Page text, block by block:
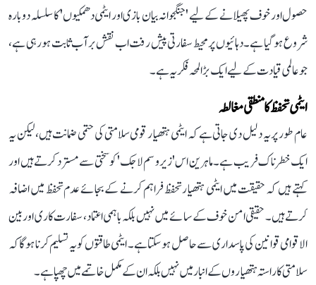
حصول اور خوف پھیلانے کے لیے 'جنگجوانہ بیان بازی اور ایٹمی دھمکیوں' کا سلسلہ دوبارہ
شروع ہو گیا ہے۔ دہائیوں پر محیط سفارتی پیش رفت اب نقش بر آب ثابت ہو رہی ہے،
جو عالمی قیادت کے لیے ایک بڑا لمحہ فکریہ ہے۔
ایٹمی تحفظ کا منطقی مغالطہ
عام طور پر یہ دلیل دی جاتی ہے کہ ایٹمی ہتھیار قومی سلامتی کی حتمی ضمانت ہیں، لیکن یہ
ایک خطرناک فریب ہے۔ ماہرین اس 'زیرو سم لاجک' کو سختی سے مسترد کرتے ہیں اور
کہتے ہیں کہ حقیقت میں ایٹمی ہتھیار تحفظ فراہم کرنے کے بجائے عدم تحفظ میں اضافہ
کرتے ہیں۔ حقیقی امن خوف کے سائے میں نہیں بلکہ باہمی اعتماد، سفارت کاری اور بین
الاقوامی قوانین کی پاسداری سے حاصل ہو سکتا ہے۔ ایٹمی طاقتوں کو یہ تسلیم کرنا ہوگا کہ
سلامتی کا راستہ ہتھیاروں کے انبار میں نہیں بلکہ ان کے مکمل خاتمے میں چھپا ہے۔